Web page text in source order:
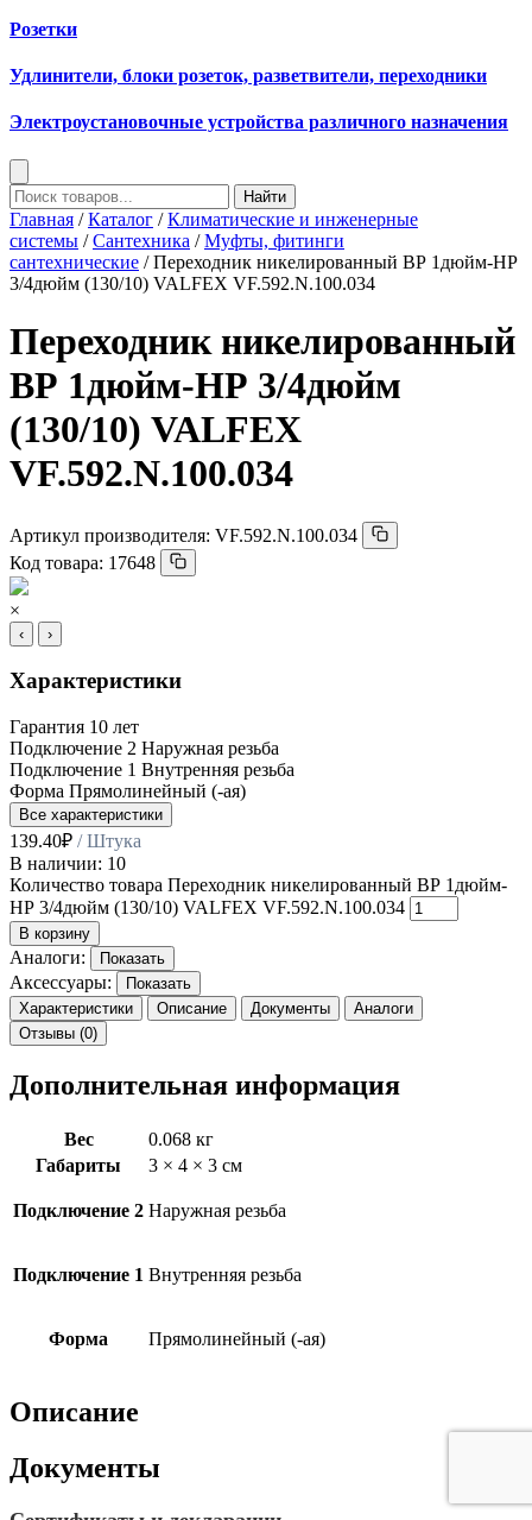
Розетки
Удлинители, блоки розеток, разветвители, переходники
Электроустановочные устройства различного назначения
Найти
Главная /Каталог /Климатические и инженерные
системы /Сантехника /Муфты, фитинги
сантехнические / Переходник никелированный ВР 1дюйм-НР
3/4дюйм (130/10) VALFEX VF.592.N.100.034
Переходник никелированный
ВР 1дюйм-НР 3/4дюйм
(130/10) VALFEX
VF.592.N.100.034
Артикул производителя: VF.592.N.100.034
Код товара: 17648
×
‹ ›
Характеристики
Гарантия 10 лет
Подключение 2 Наружная резьба
Подключение 1 Внутренняя резьба
Форма Прямолинейный (-ая)
Все характеристики
139.40₽ / Штука
В наличии: 10
Количество товара Переходник никелированный ВР 1дюйм-
НР 3/4дюйм (130/10) VALFEX VF.592.N.100.034
В корзину
Аналоги: Показать
Аксессуары:
Показать
Характеристики
Описание Документы
Аналоги
Отзывы (0)
Дополнительная информация
Вес
0.068 кг
Габариты
3 × 4 × 3 см
Подключение 2 Наружная резьба
Подключение 1 Внутренняя резьба
Форма Прямолинейный (-ая)
Описание
Документы